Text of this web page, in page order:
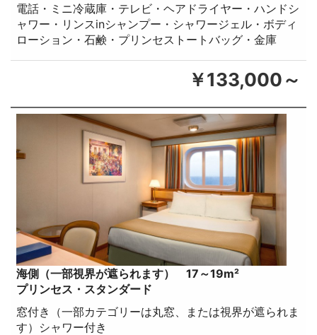
電話・ミニ冷蔵庫・テレビ・ヘアドライヤー・ハンドシ
ャワー・リンスinシャンプー・シャワージェル・ボディ
ローション・石鹸・プリンセストートバッグ・金庫
￥133,000～
海側（一部視界が遮られます） 17～19m²
プリンセス・スタンダード
窓付き（一部カテゴリーは丸窓、または視界が遮られま
す）シャワー付き